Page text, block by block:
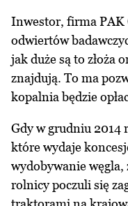
Inwestor, firma PAK
odwiertów
jak duże są to złoża
znajdują. To ma
kopalnia będzie
Gdy w grudniu 2014
które wydaje
wydobywanie węgla,
rolnicy poczuli się